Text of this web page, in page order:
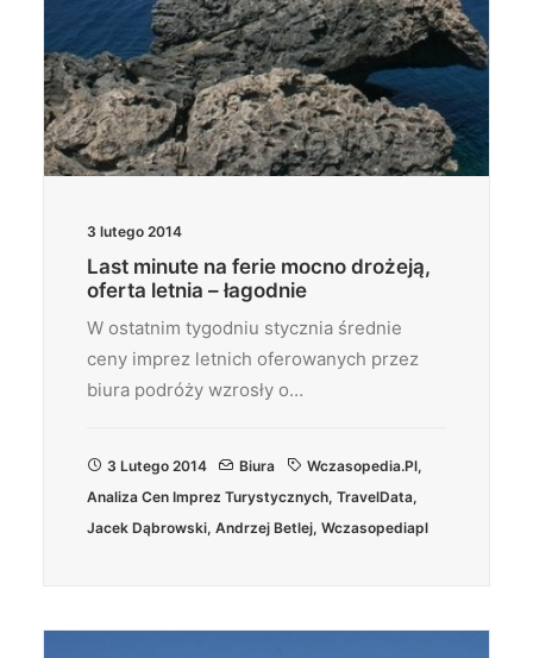
3 lutego 2014
Last minute na ferie mocno drożeją,
oferta letnia – łagodnie
W ostatnim tygodniu stycznia średnie
ceny imprez letnich oferowanych przez
biura podróży wzrosły o…
3 Lutego 2014 Biura Wczasopedia.pl,
Analiza Cen Imprez Turystycznych, TravelData,
Jacek Dąbrowski, Andrzej Betlej, Wczasopediapl